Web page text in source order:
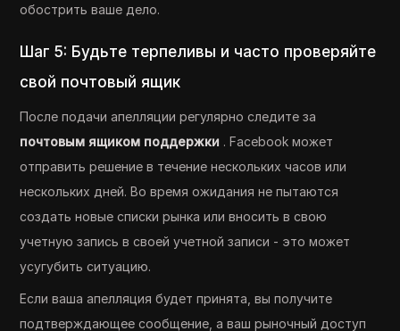
обострить ваше дело.
Шаг 5: Будьте терпеливы и часто проверяйте
свой почтовый ящик
После подачи апелляции регулярно следите за
почтовым ящиком поддержки . Facebook может
отправить решение в течение нескольких часов или
нескольких дней. Во время ожидания не пытаются
создать новые списки рынка или вносить в свою
учетную запись в своей учетной записи - это может
усугубить ситуацию.
Если ваша апелляция будет принята, вы получите
подтверждающее сообщение, а ваш рыночный доступ